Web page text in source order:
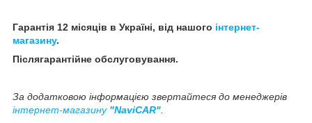
Гарантія 12 місяців в Україні, від нашого інтернет-
магазину.
Післягарантійне обслуговування.
За додатковою інформацією звертайтеся до менеджерів
інтернет-магазину "NaviCAR"